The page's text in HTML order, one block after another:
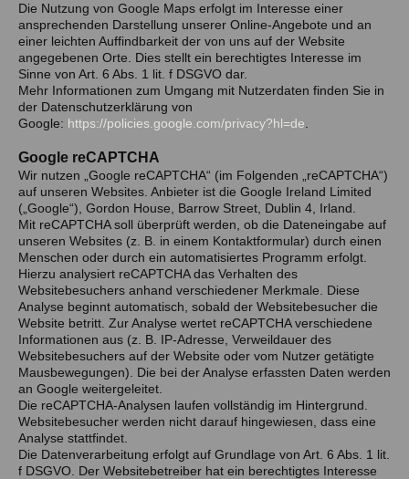
Die Nutzung von Google Maps erfolgt im Interesse einer
ansprechenden Darstellung unserer Online-Angebote und an
einer leichten Auffindbarkeit der von uns auf der Website
angegebenen Orte. Dies stellt ein berechtigtes Interesse im
Sinne von Art. 6 Abs. 1 lit. f DSGVO dar.
Mehr Informationen zum Umgang mit Nutzerdaten finden Sie in
der Datenschutzerklärung von
Google: https://policies.google.com/privacy?hl=de
Google reCAPTCHA
Wir nutzen „Google reCAPTCHA“ (im Folgenden „reCAPTCHA“)
auf unseren Websites. Anbieter ist die Google Ireland Limited
(„Google“), Gordon House, Barrow Street, Dublin 4, Irland.
Mit reCAPTCHA soll überprüft werden, ob die Dateneingabe auf
unseren Websites (z. B. in einem Kontaktformular) durch einen
Menschen oder durch ein automatisiertes Programm erfolgt.
Hierzu analysiert reCAPTCHA das Verhalten des
Websitebesuchers anhand verschiedener Merkmale. Diese
Analyse beginnt automatisch, sobald der Websitebesucher die
Website betritt. Zur Analyse wertet reCAPTCHA verschiedene
Informationen aus (z. B. IP-Adresse, Verweildauer des
Websitebesuchers auf der Website oder vom Nutzer getätigte
Mausbewegungen). Die bei der Analyse erfassten Daten werden
an Google weitergeleitet.
Die reCAPTCHA-Analysen laufen vollständig im Hintergrund.
Websitebesucher werden nicht darauf hingewiesen, dass eine
Analyse stattfindet.
Die Datenverarbeitung erfolgt auf Grundlage von Art. 6 Abs. 1 lit.
f DSGVO. Der Websitebetreiber hat ein berechtigtes Interesse